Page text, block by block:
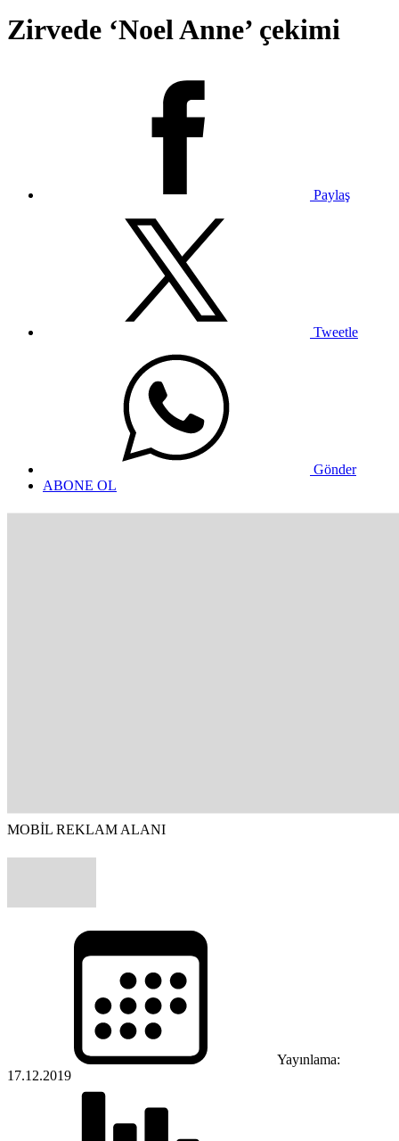
Zirvede ‘Noel Anne’ çekimi
Paylaş
Tweetle
Gönder
ABONE OL
MOBİL REKLAM ALANI
Yayınlama:
17.12.2019